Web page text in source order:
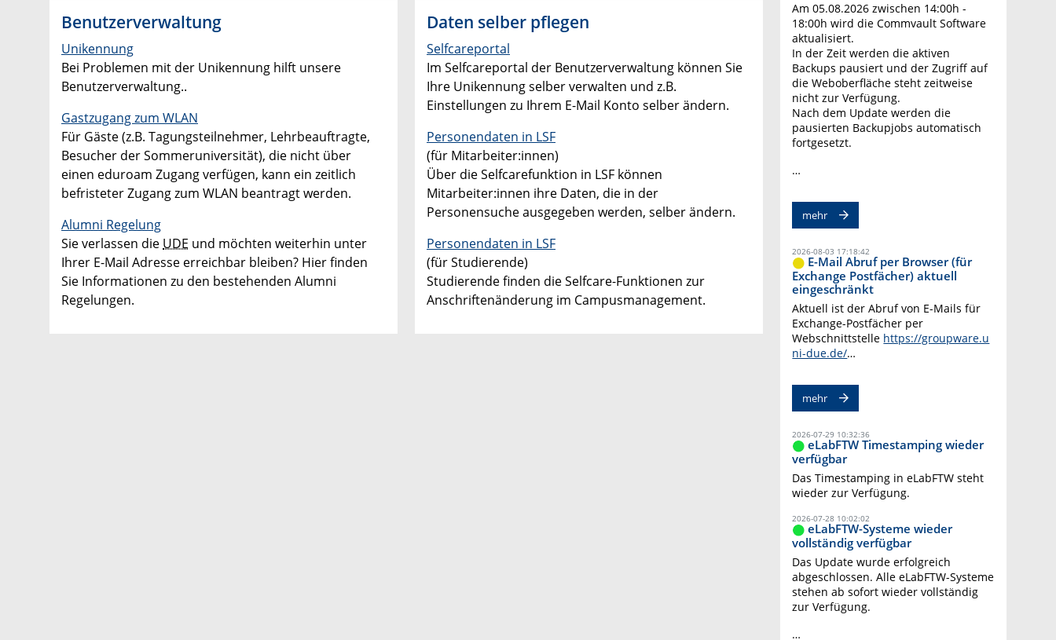
Benutzerverwaltung
Unikennung
Bei Problemen mit der Unikennung hilft unsere
Benutzerverwaltung..
Gastzugang zum WLAN
Für Gäste (z.B. Tagungsteilnehmer, Lehrbeauftragte,
Besucher der Sommeruniversität), die nicht über
einen eduroam Zugang verfügen, kann ein zeitlich
befristeter Zugang zum WLAN beantragt werden.
Alumni Regelung
Sie verlassen die UDE und möchten weiterhin unter
Ihrer E-Mail Adresse erreichbar bleiben? Hier finden
Sie Informationen zu den bestehenden Alumni
Regelungen.
Daten selber pflegen
Selfcareportal
Im Selfcareportal der Benutzerverwaltung können Sie
Ihre Unikennung selber verwalten und z.B.
Einstellungen zu Ihrem E-Mail Konto selber ändern.
Personendaten in LSF
(für Mitarbeiter:innen)
Über die Selfcarefunktion in LSF können
Mitarbeiter:innen ihre Daten, die in der
Personensuche ausgegeben werden, selber ändern.
Personendaten in LSF
(für Studierende)
Studierende finden die Selfcare-Funktionen zur
Anschriftenänderung im Campusmanagement.
Am 05.08.2026 zwischen 14:00h -
18:00h wird die Commvault Software
aktualisiert.
In der Zeit werden die aktiven
Backups pausiert und der Zugriff auf
die Weboberfläche steht zeitweise
nicht zur Verfügung.
Nach dem Update werden die
pausierten Backupjobs automatisch
fortgesetzt.
…
mehr
2026-08-03 17:18:42
E-Mail Abruf per Browser (für
Exchange Postfächer) aktuell
eingeschränkt
Aktuell ist der Abruf von E-Mails für
Exchange-Postfächer per
Webschnittstelle https://groupware.u
ni-due.de/…
mehr
2026-07-29 10:32:36
eLabFTW Timestamping wieder
verfügbar
Das Timestamping in eLabFTW steht
wieder zur Verfügung.
2026-07-28 10:02:02
eLabFTW-Systeme wieder
vollständig verfügbar
Das Update wurde erfolgreich
abgeschlossen. Alle eLabFTW-Systeme
stehen ab sofort wieder vollständig
zur Verfügung.
…